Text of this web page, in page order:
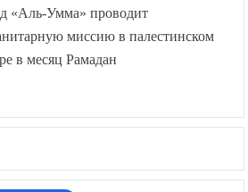
«Аль-Умма» проводит
миссию в палестинском
в месяц Рамадан